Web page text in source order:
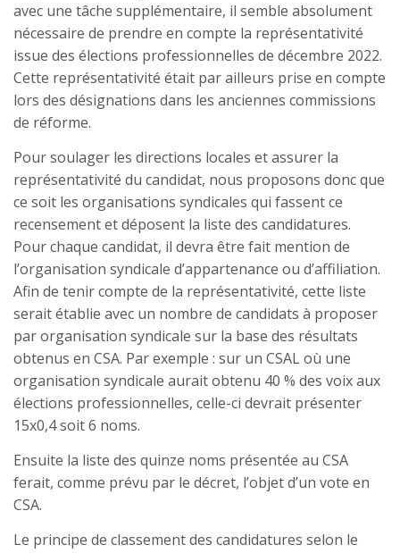
avec une tâche supplémentaire, il semble absolument
nécessaire de prendre en compte la représentativité
issue des élections professionnelles de décembre 2022.
Cette représentativité était par ailleurs prise en compte
lors des désignations dans les anciennes commissions
de réforme.
Pour soulager les directions locales et assurer la
représentativité du candidat, nous proposons donc que
ce soit les organisations syndicales qui fassent ce
recensement et déposent la liste des candidatures.
Pour chaque candidat, il devra être fait mention de
l’organisation syndicale d’appartenance ou d’affiliation.
Afin de tenir compte de la représentativité, cette liste
serait établie avec un nombre de candidats à proposer
par organisation syndicale sur la base des résultats
obtenus en CSA. Par exemple : sur un CSAL où une
organisation syndicale aurait obtenu 40 % des voix aux
élections professionnelles, celle-ci devrait présenter
15x0,4 soit 6 noms.
Ensuite la liste des quinze noms présentée au CSA
ferait, comme prévu par le décret, l’objet d’un vote en
CSA.
Le principe de classement des candidatures selon le